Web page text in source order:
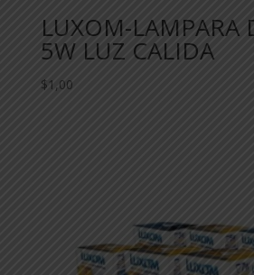
LUXOM-LAMPARA
5W LUZ CALIDA
$1,00